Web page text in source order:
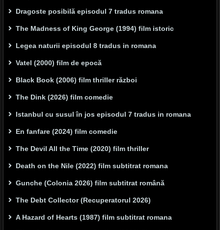
Dragoste posibilă episodul 7 tradus romana
The Madness of King George (1994) film istoric
Legea naturii episodul 8 tradus in romana
Vatel (2000) film de epocă
Black Book (2006) film thriller război
The Dink (2026) film comedie
Istanbul cu susul în jos episodul 7 tradus in romana
En fanfare (2024) film comedie
The Devil All the Time (2020) film thriller
Death on the Nile (2022) film subtitrat romana
Gunche (Colonia 2026) film subtitrat română
The Debt Collector (Recuperatorul 2026)
A Hazard of Hearts (1987) film subtitrat romana